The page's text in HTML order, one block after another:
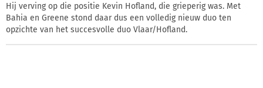
Hij verving op die positie Kevin Hofland, die grieperig was. Met
Bahia en Greene stond daar dus een volledig nieuw duo ten
opzichte van het succesvolle duo Vlaar/Hofland.